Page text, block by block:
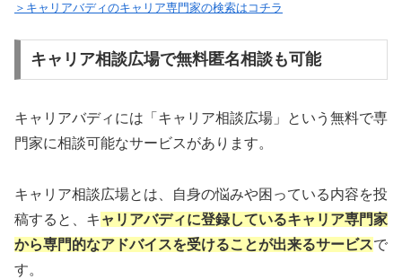
＞キャリアバディのキャリア専門家の検索はコチラ
キャリア相談広場で無料匿名相談も可能
キャリアバディには「キャリア相談広場」という無料で専
門家に相談可能なサービスがあります。
キャリア相談広場とは、自身の悩みや困っている内容を投
稿すると、キ ャリアバディに登録しているキャリア専門家
から専門的なアドバイスを受けることが出来るサービスで
す。